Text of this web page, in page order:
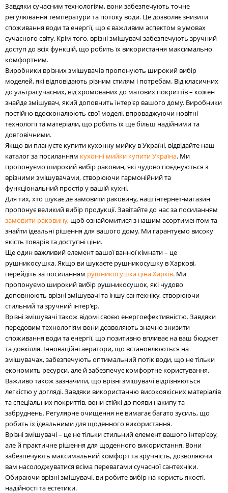
Завдяки сучасним технологіям, вони забезпечують точне
регулювання температури та потоку води. Це дозволяє знизити
споживання води та енергії, що є важливим аспектом в умовах
сучасного світу. Крім того, врізні змішувачі забезпечують зручний
доступ до всіх функцій, що робить їх використання максимально
комфортним.
Виробники врізних змішувачів пропонують широкий вибір
моделей, які відповідають різним стилям і потребам. Від класичних
до ультрасучасних, від хромованих до матових покриттів – кожен
знайде змішувач, який доповнить інтер'єр вашого дому. Виробники
постійно вдосконалюють свої моделі, впроваджуючи новітні
технології та матеріали, що робить їх ще більш надійними та
довговічними.
Якщо ви плануєте купити кухонну мийку в Україні, відвідайте наш
каталог за посиланням кухонні мийки купити Україна. Ми
пропонуємо широкий вибір раковин, які чудово поєднуються з
врізними змішувачами, створюючи гармонійний та
функціональний простір у вашій кухні.
Для тих, хто шукає де замовити раковину, наш інтернет-магазин
пропонує великий вибір продукції. Завітайте до нас за посиланням
замовити раковину, щоб ознайомитися з нашим асортиментом та
знайти ідеальні рішення для вашого дому. Ми гарантуємо високу
якість товарів та доступні ціни.
Ще один важливий елемент вашої ванної кімнати – це
рушникосушка. Якщо ви шукаєте рушникосушку в Харкові,
перейдіть за посиланням рушникосушка ціна Харків. Ми
пропонуємо широкий вибір рушникосушок, які чудово
доповнюють врізні змішувачі та іншу сантехніку, створюючи
стильний та зручний інтер'єр.
Врізні змішувачі також відомі своєю енергоефективністю. Завдяки
передовим технологіям вони дозволяють значно знизити
споживання води та енергії, що позитивно впливає на ваш бюджет
та довкілля. Інноваційні аератори, що встановлюються на
змішувачах, забезпечують оптимальний потік води, що не тільки
економить ресурси, але й забезпечує комфортне користування.
Важливо також зазначити, що врізні змішувачі відрізняються
легкістю у догляді. Завдяки використанню високоякісних матеріалів
та спеціальних покриттів, вони стійкі до появи накипу та
забруднень. Регулярне очищення не вимагає багато зусиль, що
робить їх ідеальними для щоденного використання.
Врізні змішувачі – це не тільки стильний елемент вашого інтер'єру,
але й практичне рішення для щоденного використання. Вони
забезпечують максимальний комфорт та зручність, дозволяючи
вам насолоджуватися всіма перевагами сучасної сантехніки.
Обираючи врізні змішувачі, ви робите вибір на користь якості,
надійності та естетики.